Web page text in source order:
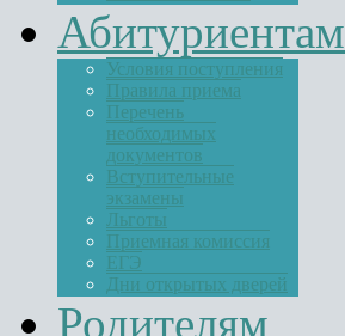
Абитуриентам
Условия поступления
Правила приема
Перечень
необходимых
документов
Вступительные
экзамены
Льготы
Приемная комиссия
ЕГЭ
Дни открытых дверей
Родителям